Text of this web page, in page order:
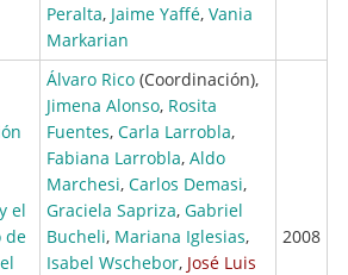
Peralta, Jaime Yaffé, Vania
Markarian
el
de
Álvaro Rico (Coordinación),
Jimena Alonso, Rosita
Fuentes, Carla Larrobla,
Fabiana Larrobla, Aldo
Marchesi, Carlos Demasi,
Graciela Sapriza, Gabriel
Bucheli, Mariana Iglesias,
Isabel Wschebor, José Luis
2008